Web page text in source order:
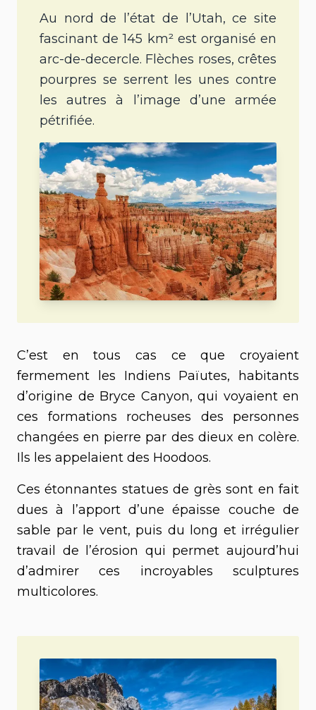
Au nord de l’état de l’Utah, ce site
fascinant de 145 km² est organisé en
arc-de-decercle. Flèches roses, crêtes
pourpres se serrent les unes contre
les autres à l’image d’une armée
pétrifiée.
C’est en tous cas ce que croyaient
fermement les Indiens Païutes, habitants
d’origine de Bryce Canyon, qui voyaient en
ces formations rocheuses des personnes
changées en pierre par des dieux en colère.
Ils les appelaient des Hoodoos.
Ces étonnantes statues de grès sont en fait
dues à l’apport d’une épaisse couche de
sable par le vent, puis du long et irrégulier
travail de l’érosion qui permet aujourd’hui
d’admirer ces incroyables sculptures
multicolores.